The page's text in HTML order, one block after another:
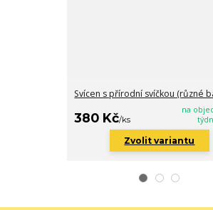
Svícen s přírodní svíčkou (různé
380 Kč/ks
na
Zvolit variantu